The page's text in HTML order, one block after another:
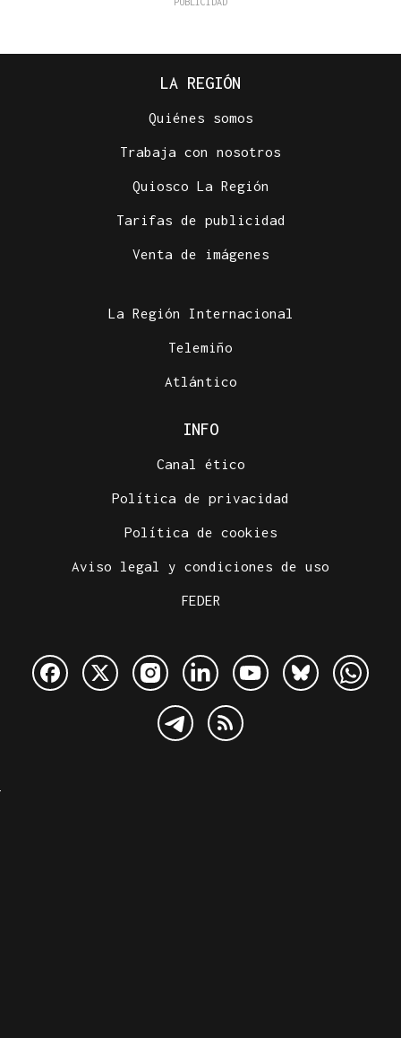
LA REGIÓN
Quiénes somos
Trabaja con nosotros
Quiosco La Región
Tarifas de publicidad
Venta de imágenes
La Región Internacional
Telemiño
Atlántico
INFO
Canal ético
Política de privacidad
Política de cookies
Aviso legal y condiciones de uso
FEDER